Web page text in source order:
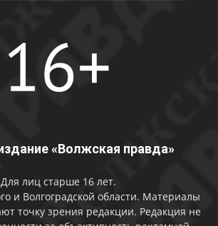
«Волжская правда»
Для лиц старше 16 лет.
и Волгоградской области. Материалы
точку зрения редакции. Редакция не